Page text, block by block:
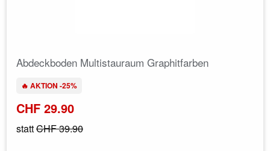
Abdeckboden Multistauraum Graphitfarben
🔥 AKTION -25%
CHF 29.90
stattCHF 39.90